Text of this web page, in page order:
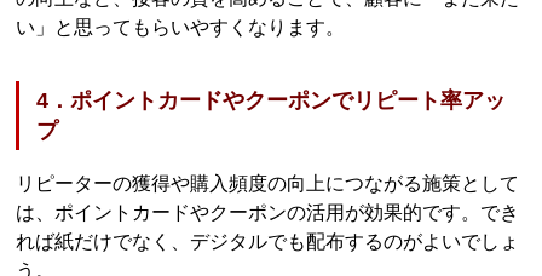
い」と思ってもらいやすくなります。
4．ポイントカードやクーポンでリピート率アッ
プ
リピーターの獲得や購入頻度の向上につながる施策として
は、ポイントカードやクーポンの活用が効果的です。でき
れば紙だけでなく、デジタルでも配布するのがよいでしょ
う。